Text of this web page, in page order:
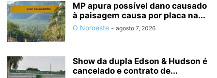
MP apura possível dano causado
à paisagem causa por placa na...
O Noroeste - agosto 7, 2026
Show da dupla Edson & Hudson é
cancelado e contrato de...